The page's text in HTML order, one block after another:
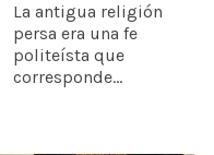
La antigua religión
persa era una fe
politeísta que
corresponde...